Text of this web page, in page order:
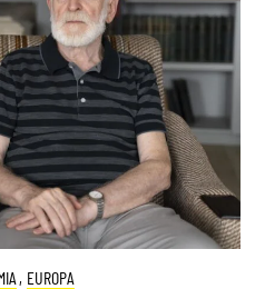
, EUROPA